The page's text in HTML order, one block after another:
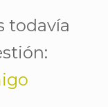
todavía